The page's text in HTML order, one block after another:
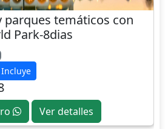
parques temáticos con
Park-8dias
Incluye
Ver detalles